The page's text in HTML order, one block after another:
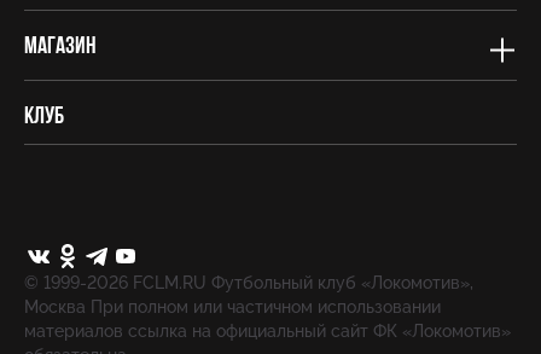
Магазин
Клуб
© 1999-2026 FCLM.RU Футбольный клуб «Локомотив»,
Москва При полном или частичном использовании
материалов ссылка на официальный сайт ФК «Локомотив»